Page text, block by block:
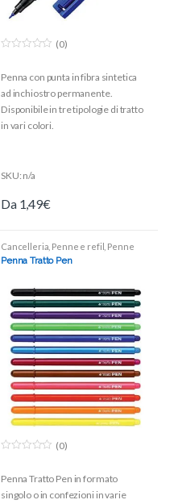
u
o
f
5
(0)
Penna con punta in fibra sintetica
ad inchiostro permanente.
Disponibile in tre tipologie di tratto
in vari colori.
SKU: n/a
Da 1,49€
Cancelleria Penne e refil Penne
punta in fibra
Penna Tratto Pen
u
o
(0)
Penna Tratto Pen in formato
singolo o in confezioni in varie